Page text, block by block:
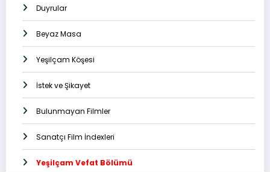
Duyrular
Beyaz Masa
Yeşilçam Köşesi
İstek ve Şikayet
Bulunmayan Filmler
Sanatçı Film İndexleri
Yeşilçam Vefat Bölümü